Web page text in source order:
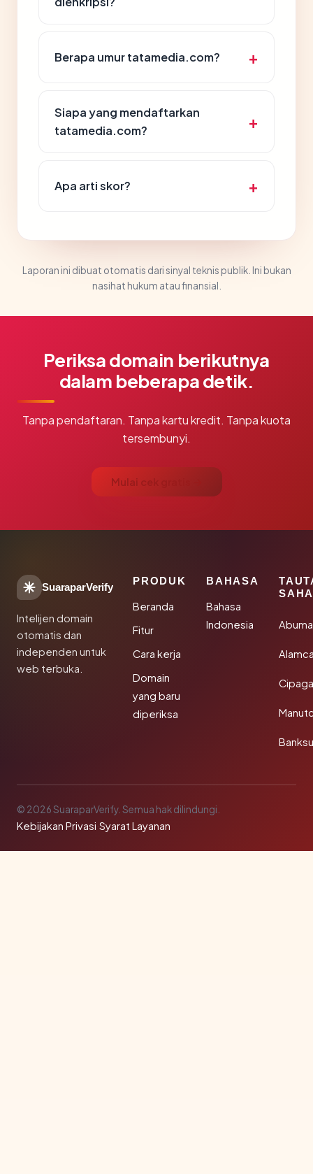
Berapa umur tatamedia.com?
Siapa yang mendaftarkan
tatamedia.com?
Apa arti skor?
Laporan ini dibuat otomatis dari sinyal teknis publik. Ini bukan
nasihat hukum atau finansial.
Periksa domain berikutnya
dalam beberapa detik.
Tanpa pendaftaran. Tanpa kartu kredit. Tanpa kuota
tersembunyi.
Mulai cek gratis →
SuaraparVerify
Intelijen domain
otomatis dan
independen untuk
web terbuka.
PRODUK
Beranda
Fitur
Cara kerja
Domain
yang baru
diperiksa
BAHASA
Bahasa
Indonesia
© 2026 SuaraparVerify. Semua hak dilindungi.
Kebijakan Privasi·Syarat Layanan